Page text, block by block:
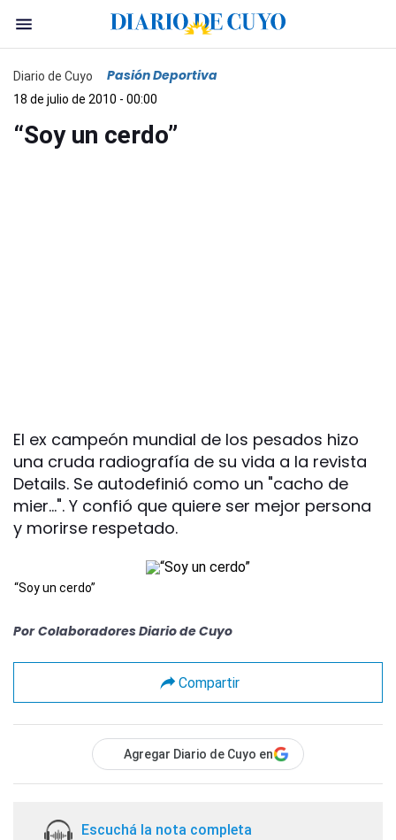
Diario de Cuyo Pasión Deportiva
18 de julio de 2010 - 00:00
“Soy un cerdo”
El ex campeón mundial de los pesados hizo
una cruda radiografía de su vida a la revista
Details. Se autodefinió como un "cacho de
mier...". Y confió que quiere ser mejor persona
y morirse respetado.
“Soy un cerdo”
Por Colaboradores Diario de Cuyo
Compartir
Agregar Diario de Cuyo en
Escuchá la nota completa